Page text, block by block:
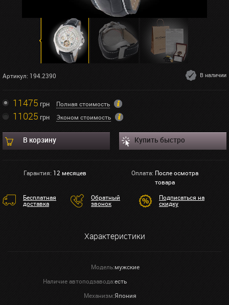
Артикул: 194.2390 В наличии
11475 грн Полная стоимость
11025 грн Эконом стоимость
В корзину Купить быстро
Гарантия: 12 месяцев Оплата: После осмотра
товара
Бесплатная
доставка
Обратный
звонок
Подписаться на
скидку
Характеристики
Модель:мужские
Наличие автоподзавода:есть
Механизм:Япония